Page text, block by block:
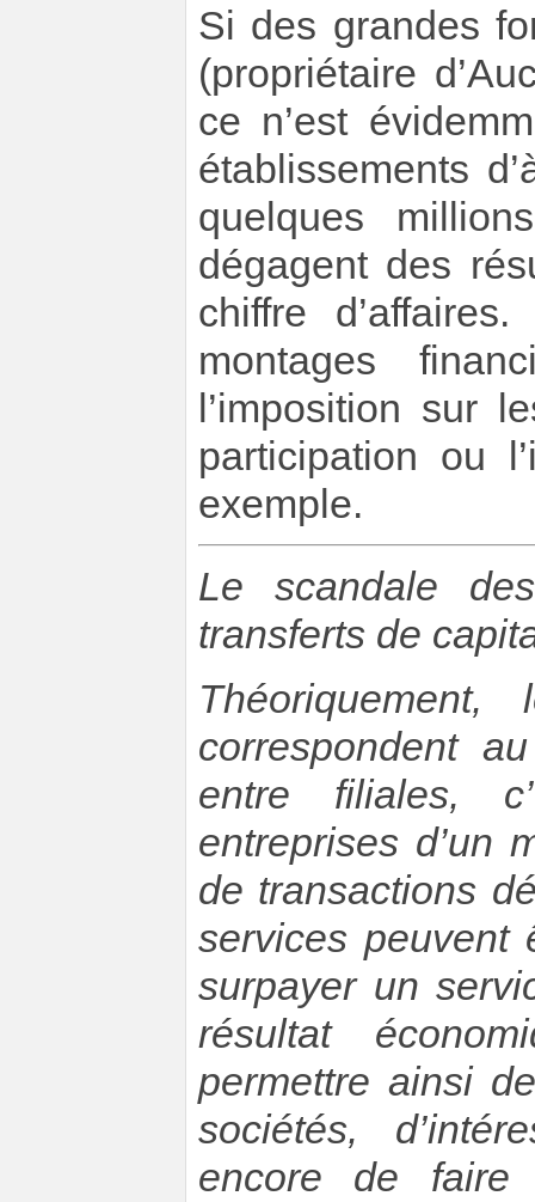
Si des grandes
(propriétaire
ce n’est
établissements
quelques
dégagent des
chiffre
montages
l’imposition sur
participation ou
exemple.
Le scandale
transferts de
correspondent
entre filiales,
entreprises d’un
de transactions
services peuvent
surpayer un
résultat
permettre ainsi
sociétés,
encore de